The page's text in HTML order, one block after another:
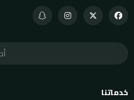
خدماتنا